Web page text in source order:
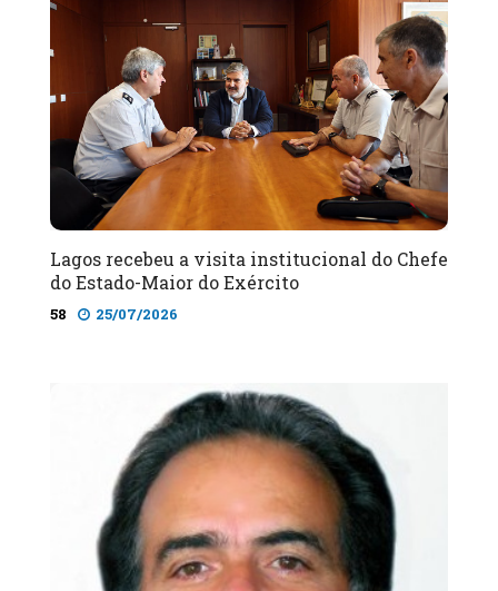
Lagos recebeu a visita institucional do Chefe
do Estado-Maior do Exército
58 25/07/2026